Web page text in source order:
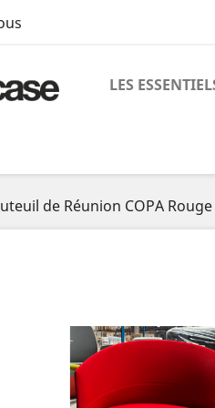
LES
de Réunion COPA